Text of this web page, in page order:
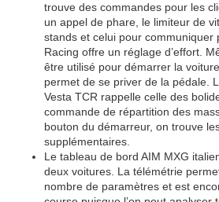
trouve des commandes pour les
un appel de phare, le limiteur de
stands et celui pour communiquer
Racing offre un réglage d’effort.
être utilisé pour démarrer la
permet de se priver de la pédale.
Vesta TCR rappelle celle des
commande de répartition des
bouton du démarreur, on trouve
supplémentaires.
Le tableau de bord AIM MXG
deux voitures. La télémétrie
nombre de paramètres et est